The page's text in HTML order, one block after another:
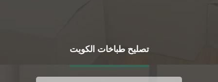
تصليح طباخات الكويت